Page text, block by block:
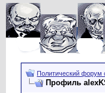
Политический форум
Профиль